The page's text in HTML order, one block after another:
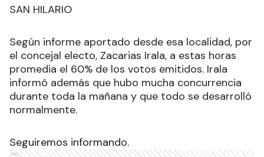
SAN HILARIO
Según informe aportado desde esa localidad, por
el concejal electo, Zacarias Irala, a estas horas
promedia el 60% de los votos emitidos. Irala
informó además que hubo mucha concurrencia
durante toda la mañana y que todo se desarrolló
normalmente.
Seguiremos informando.
Ads